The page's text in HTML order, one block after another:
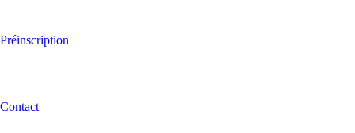
Préinscription
Contact